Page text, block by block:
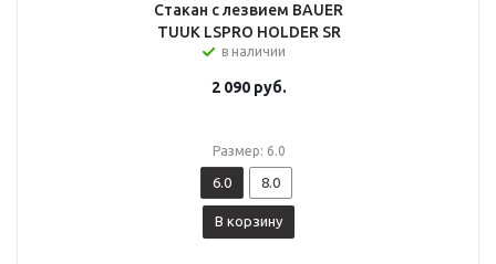
Стакан с лезвием BAUER
TUUK LSPRO HOLDER SR
в наличии
2 090руб.
Размер: 6.0
6.0 8.0
В корзину